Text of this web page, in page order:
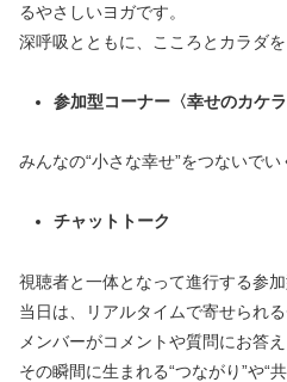
るやさしいヨガです。
深呼吸とともに、こころとカラダ
参加型コーナー〈幸せのカケラ
みんなの“小さな幸せ”をつないでい
チャットトーク
視聴者と一体となって進行する参加
当日は、リアルタイムで寄せられ
メンバーがコメントや質問にお答え
その瞬間に生まれる“つながり”や“